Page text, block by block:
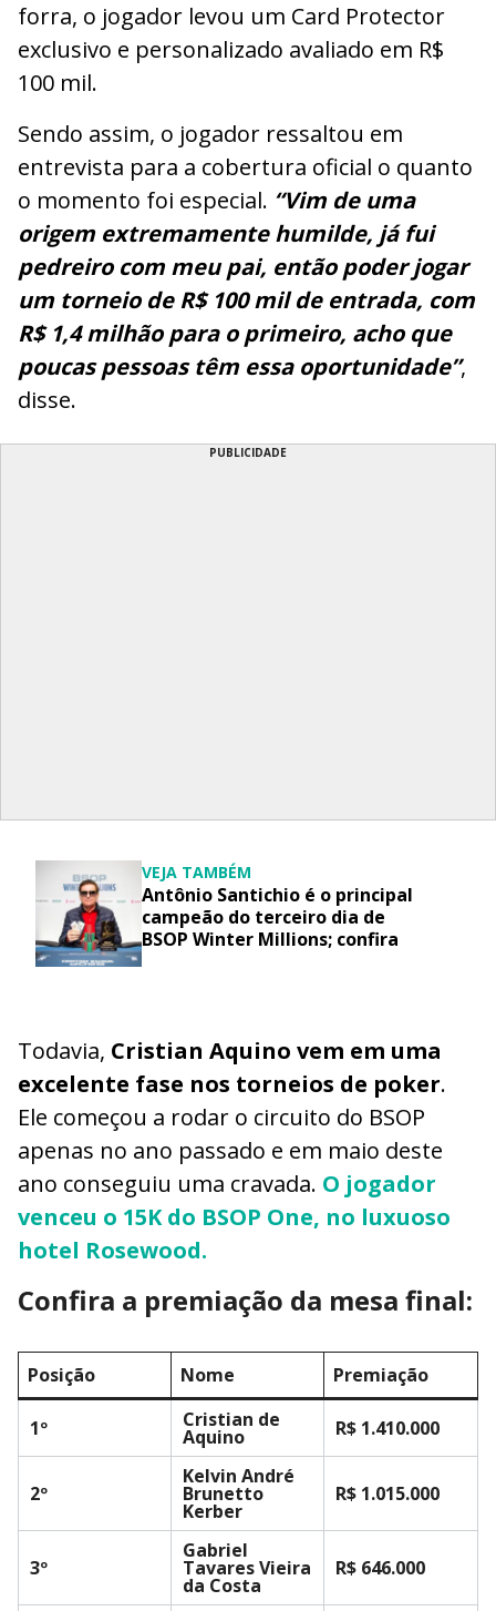
forra, o jogador levou um Card Protector
exclusivo e personalizado avaliado em R$
100 mil.
Sendo assim, o jogador ressaltou em
entrevista para a cobertura oficial o quanto
o momento foi especial. “Vim de uma
origem extremamente humilde, já fui
pedreiro com meu pai, então poder jogar
um torneio de R$ 100 mil de entrada, com
R$ 1,4 milhão para o primeiro, acho que
poucas pessoas têm essa oportunidade”,
disse.
PUBLICIDADE
VEJA TAMBÉM
Antônio Santichio é o principal
campeão do terceiro dia de
BSOP Winter Millions; confira
Todavia, Cristian Aquino vem em uma
excelente fase nos torneios de poker.
Ele começou a rodar o circuito do BSOP
apenas no ano passado e em maio deste
ano conseguiu uma cravada. O jogador
venceu o 15K do BSOP One, no luxuoso
hotel Rosewood.
Confira a premiação da mesa final:
Posição Nome Premiação
1º Cristian de
Aquino R$ 1.410.000
2º
Kelvin André
Brunetto
Kerber
R$ 1.015.000
3º
Gabriel
Tavares Vieira
da Costa
R$ 646.000